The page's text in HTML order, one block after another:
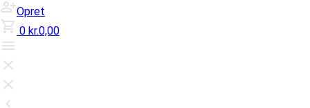
Opret
0 kr.0,00